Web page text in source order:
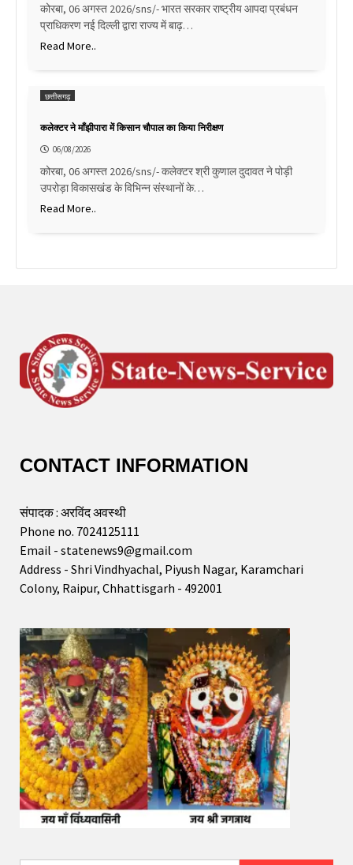
कोरबा, 06 अगस्त 2026/sns/- भारत सरकार राष्ट्रीय आपदा प्रबंधन
प्राधिकरण नई दिल्ली द्वारा राज्य में बाढ़…
Read More..
छत्तीसगढ़
कलेक्टर ने माँझीपारा में किसान चौपाल का किया निरीक्षण
06/08/2026
कोरबा, 06 अगस्त 2026/sns/- कलेक्टर श्री कुणाल दुदावत ने पोड़ी
उपरोड़ा विकासखंड के विभिन्न संस्थानों के…
Read More..
CONTACT INFORMATION
संपादक : अरविंद अवस्थी
Phone no. 7024125111
Email - statenews9@gmail.com
Address - Shri Vindhyachal, Piyush Nagar, Karamchari
Colony, Raipur, Chhattisgarh - 492001